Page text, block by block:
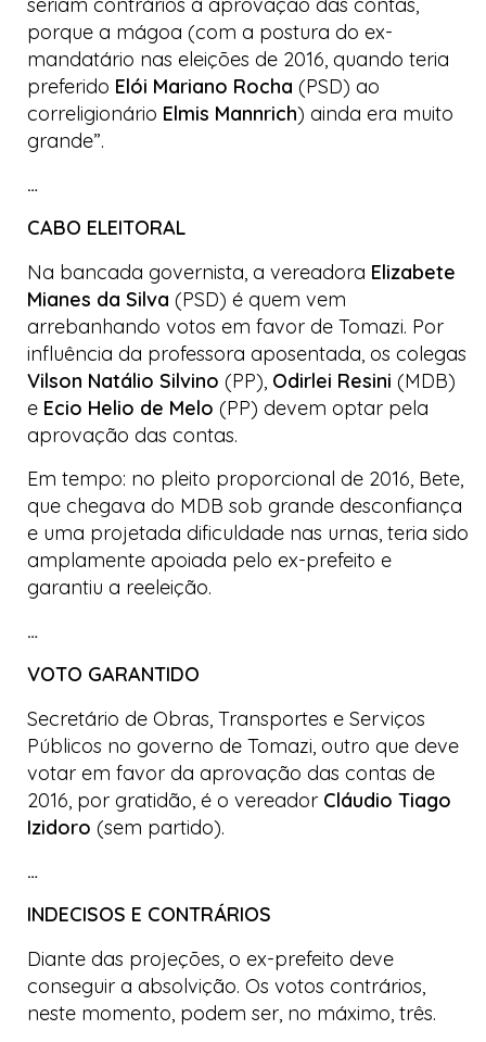
porque a mágoa (com a postura do ex-
mandatário nas eleições de 2016, quando teria
preferido Elói Mariano Rocha (PSD) ao
correligionário Elmis Mannrich) ainda era muito
grande”.
…
CABO ELEITORAL
Na bancada governista, a vereadora Elizabete
Mianes da Silva (PSD) é quem vem
arrebanhando votos em favor de Tomazi. Por
influência da professora aposentada, os colegas
Vilson Natálio Silvino (PP), Odirlei Resini (MDB)
e Ecio Helio de Melo (PP) devem optar pela
aprovação das contas.
Em tempo: no pleito proporcional de 2016, Bete,
que chegava do MDB sob grande desconfiança
e uma projetada dificuldade nas urnas, teria sido
amplamente apoiada pelo ex-prefeito e
garantiu a reeleição.
…
VOTO GARANTIDO
Secretário de Obras, Transportes e Serviços
Públicos no governo de Tomazi, outro que deve
votar em favor da aprovação das contas de
2016, por gratidão, é o vereador Cláudio Tiago
Izidoro (sem partido).
…
INDECISOS E CONTRÁRIOS
Diante das projeções, o ex-prefeito deve
conseguir a absolvição. Os votos contrários,
neste momento, podem ser, no máximo, três.